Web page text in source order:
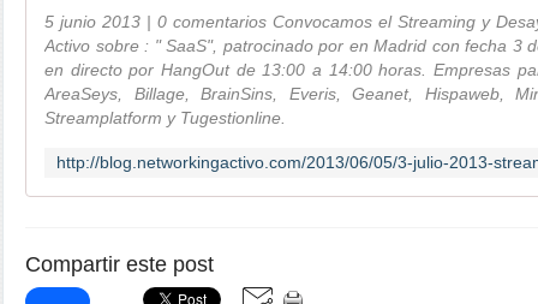
5 junio 2013 | 0 comentarios Convocamos el Streaming y
Activo sobre : " SaaS", patrocinado por en Madrid con fecha 3
en directo por HangOut de 13:00 a 14:00 horas. Empresas
AreaSeys, Billage, BrainSins, Everis, Geanet, Hispaweb,
Streamplatform y Tugestionline.
Compartir este post